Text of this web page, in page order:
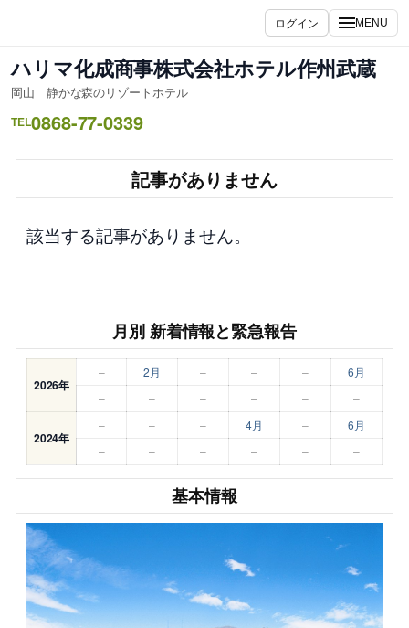
ス
キ
ッ
ログイン MENU
ハリマ化成商事株式会社ホテル作州武蔵
岡山 静かな森のリゾートホテル
TEL0868-77-0339
記事がありません
該当する記事がありません。
月別 新着情報と緊急報告
2026年
– 2月 – – –
6月
–
– – – – –
2024年
– – – 4月 –
6月
–
– – – – –
基本情報